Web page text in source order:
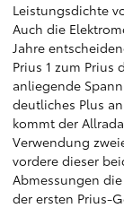
Leistungsdichte
Auch die
Jahre
Prius 1 zum
anliegende
deutliches Plus
kommt der
Verwendung
vordere dieser
Abmessungen
der ersten Prius-